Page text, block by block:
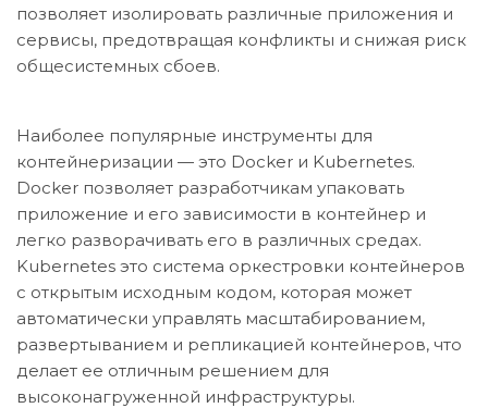
позволяет изолировать различные приложения и
сервисы, предотвращая конфликты и снижая риск
общесистемных сбоев.
Наиболее популярные инструменты для
контейнеризации — это Docker и Kubernetes.
Docker позволяет разработчикам упаковать
приложение и его зависимости в контейнер и
легко разворачивать его в различных средах.
Kubernetes это система оркестровки контейнеров
с открытым исходным кодом, которая может
автоматически управлять масштабированием,
развертыванием и репликацией контейнеров, что
делает ее отличным решением для
высоконагруженной инфраструктуры.